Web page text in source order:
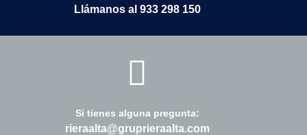
Llámanos al 933 298 150
Si tienes alguna pregunta:
rieraalta@gruprieraalta.com